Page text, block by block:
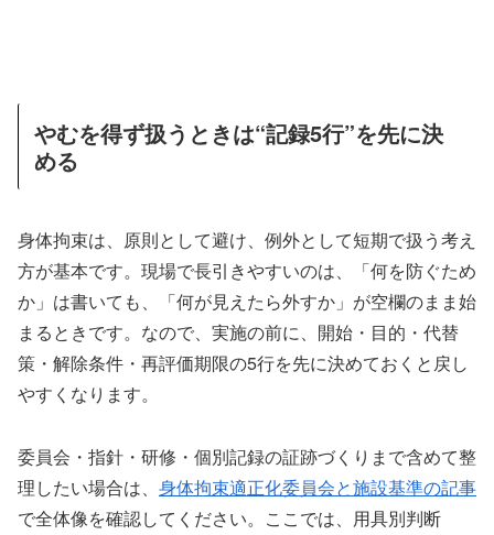
やむを得ず扱うときは“記録5行”を先に決
める
身体拘束は、原則として避け、例外として短期で扱う考え
方が基本です。現場で長引きやすいのは、「何を防ぐため
か」は書いても、「何が見えたら外すか」が空欄のまま始
まるときです。なので、実施の前に、開始・目的・代替
策・解除条件・再評価期限の5行を先に決めておくと戻し
やすくなります。
委員会・指針・研修・個別記録の証跡づくりまで含めて整
理したい場合は、 身体拘束適正化委員会と施設基準の記事
で全体像を確認してください。ここでは、用具別判断